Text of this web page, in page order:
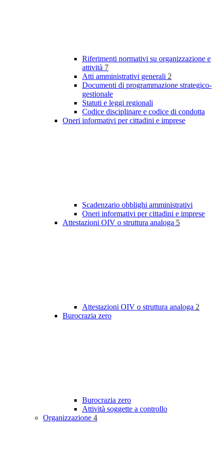
Riferimenti normativi su organizzazione e
attività 7
Atti amministrativi generali 2
Documenti di programmazione strategico-
gestionale
Statuti e leggi regionali
Codice disciplinare e codice di condotta
Oneri informativi per cittadini e imprese
Scadenzario obblighi amministrativi
Oneri informativi per cittadini e imprese
Attestazioni OIV o struttura analoga 5
Attestazioni OIV o struttura analoga 2
Burocrazia zero
Burocrazia zero
Attività soggette a controllo
Organizzazione 4